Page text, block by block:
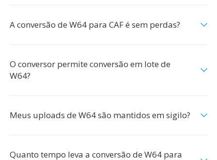
A conversão de W64 para CAF é sem perdas?
O conversor permite conversão em lote de
W64?
Meus uploads de W64 são mantidos em sigilo?
Quanto tempo leva a conversão de W64 para